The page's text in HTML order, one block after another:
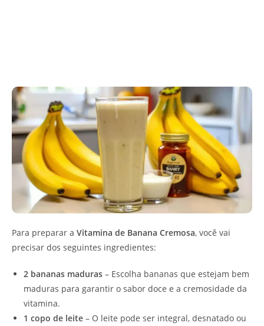
Para preparar a Vitamina de Banana Cremosa, você vai
precisar dos seguintes ingredientes:
2 bananas maduras – Escolha bananas que estejam bem
maduras para garantir o sabor doce e a cremosidade da
vitamina.
1 copo de leite – O leite pode ser integral, desnatado ou